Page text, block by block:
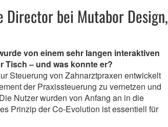
Director bei Mutabor Design,
von einem sehr langen interaktiven
Tisch – und was konnte er?
Steuerung von Zahnarztpraxen entwickelt
der Praxissteuerung zu vernetzen und
Nutzer wurden von Anfang an in die
Prinzip der Co-Evolution ist essentiell für